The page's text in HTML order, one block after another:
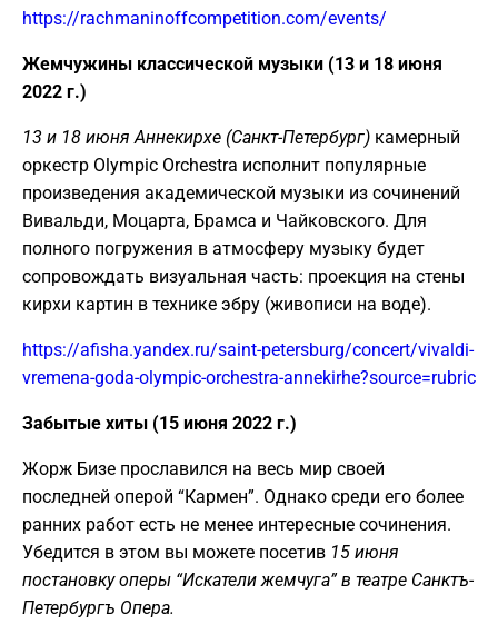
https://rachmaninoffcompetition.com/events/
Жемчужины классической музыки (13 и 18 июня
2022 г.)
13 и 18 июня Аннекирхе (Санкт-Петербург) камерный
оркестр Olympic Orchestra исполнит популярные
произведения академической музыки из сочинений
Вивальди, Моцарта, Брамса и Чайковского. Для
полного погружения в атмосферу музыку будет
сопровождать визуальная часть: проекция на стены
кирхи картин в технике эбру (живописи на воде).
https://afisha.yandex.ru/saint-petersburg/concert/vivaldi-
vremena-goda-olympic-orchestra-annekirhe?source=rubric
Забытые хиты (15 июня 2022 г.)
Жорж Бизе прославился на весь мир своей
последней оперой “Кармен”. Однако среди его более
ранних работ есть не менее интересные сочинения.
Убедится в этом вы можете посетив 15 июня
постановку оперы “Искатели жемчуга” в театре Санктъ-
Петербургъ Опера.